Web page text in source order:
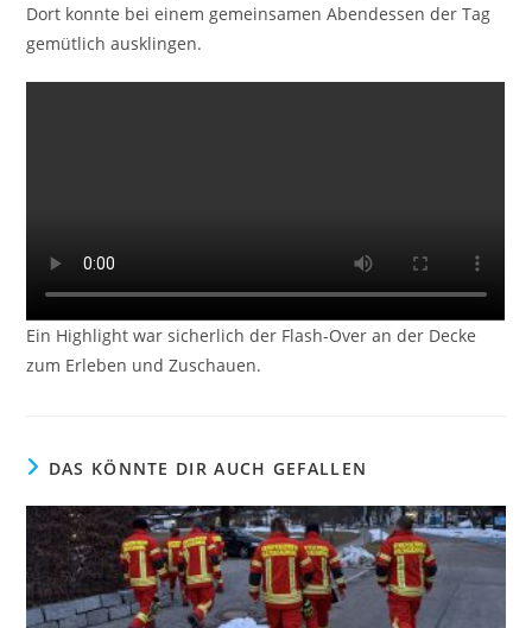
Dort konnte bei einem gemeinsamen Abendessen der Tag
gemütlich ausklingen.
Ein Highlight war sicherlich der Flash-Over an der Decke
zum Erleben und Zuschauen.
DAS KÖNNTE DIR AUCH GEFALLEN